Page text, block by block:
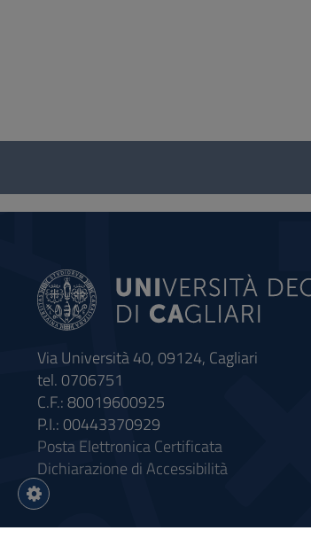
Questionario
social
Via Università 40, 09124, Cagliari
tel. 0706751
C.F.: 80019600925
P.I.: 00443370929
Posta Elettronica Certificata
Dichiarazione di Accessibilità
Impostazioni
cookie